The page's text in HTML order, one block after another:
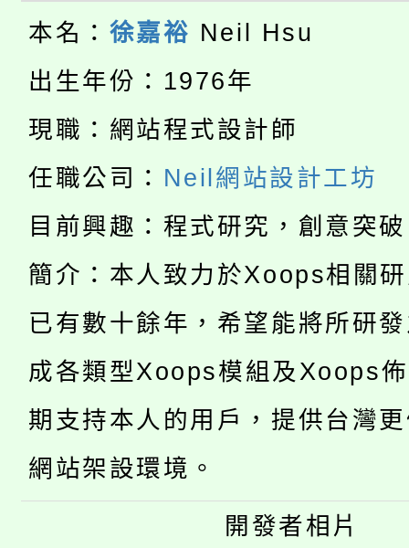
半價優惠，詳情可洽有
者。
份教師增能研習
大溪自造教育及科技中
份教師研習
淨零綠生活教案入校路
會
115年食農教育專業人
程
「本色祭」8/29、30在
場熱烈登場!
8/21下午1時於龍潭區
徵才活動。
局官網。
8月14至27日，桃園電
115年桃園市運動會8/
田徑場及游泳池舉行。
桃園市低收入戶享有免
視費優惠，中低收入戶
半價優惠，詳情可洽有
大園自造教育及科技中
份教師增能研習
大溪自造教育及科技中
份教師研習
淨零綠生活教案入校路
本名： 徐嘉裕 Neil Hsu
出生年份：1976年
現職：網站程式設計師
任職公司： Neil網站設計工坊
目前興趣：程式研究，創意突
簡介：本人致力於Xoops相關
已有數十餘年，希望能將所研
成各類型Xoops模組及Xoops
期支持本人的用戶，提供台灣
網站架設環境。
開發者相片